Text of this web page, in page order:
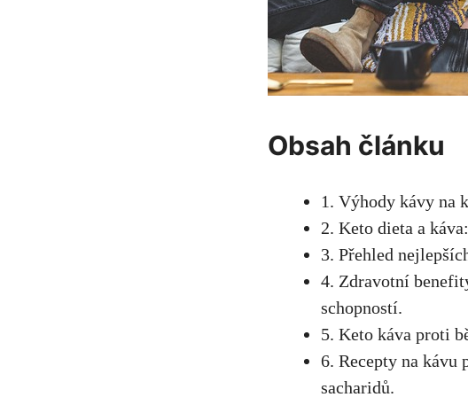
Obsah článku
1. Výhody kávy na
2. Keto dieta a‍
3. Přehled
4. ​Zdravotní
schopností.
5. Keto káva proti
6. Recepty na kávu
sacharidů.